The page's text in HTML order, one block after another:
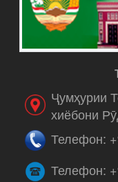
Ҷумҳурии
хиёбони
Телефон:
Телефон: